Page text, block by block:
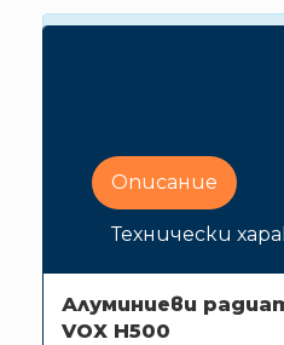
Описание
Технически
Алуминиеви
VOX H500